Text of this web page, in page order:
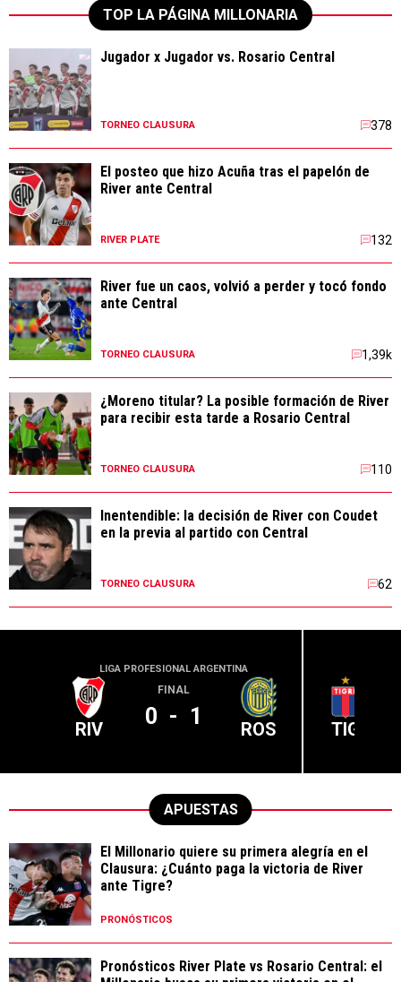
TOP LA PÁGINA MILLONARIA
Jugador x Jugador vs. Rosario Central
TORNEO CLAUSURA 378
El posteo que hizo Acuña tras el papelón de
River ante Central
RIVER PLATE 132
River fue un caos, volvió a perder y tocó fondo
ante Central
TORNEO CLAUSURA 1,39k
¿Moreno titular? La posible formación de River
para recibir esta tarde a Rosario Central
TORNEO CLAUSURA 110
Inentendible: la decisión de River con Coudet
en la previa al partido con Central
TORNEO CLAUSURA 62
LIGA PROFESIONAL ARGENTINA
RIV
FINAL
0 - 1 ROS TIG
APUESTAS
El Millonario quiere su primera alegría en el
Clausura: ¿Cuánto paga la victoria de River
ante Tigre?
PRONÓSTICOS
Pronósticos River Plate vs Rosario Central: el